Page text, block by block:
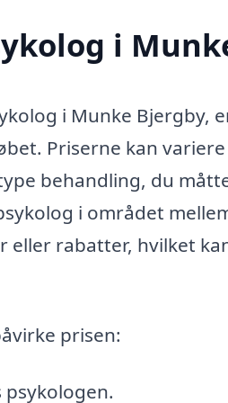
i
i Munke Bjergby,
Priserne kan
behandling, du
i området
eller rabatter, hvilket
prisen: